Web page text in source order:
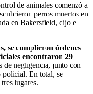
de animales comenzó a
perros muertos en
en Bakersfield, dijo el
se cumplieron órdenes
encontraron 29
de negligencia, junto con
policial. En total, se
lugares.